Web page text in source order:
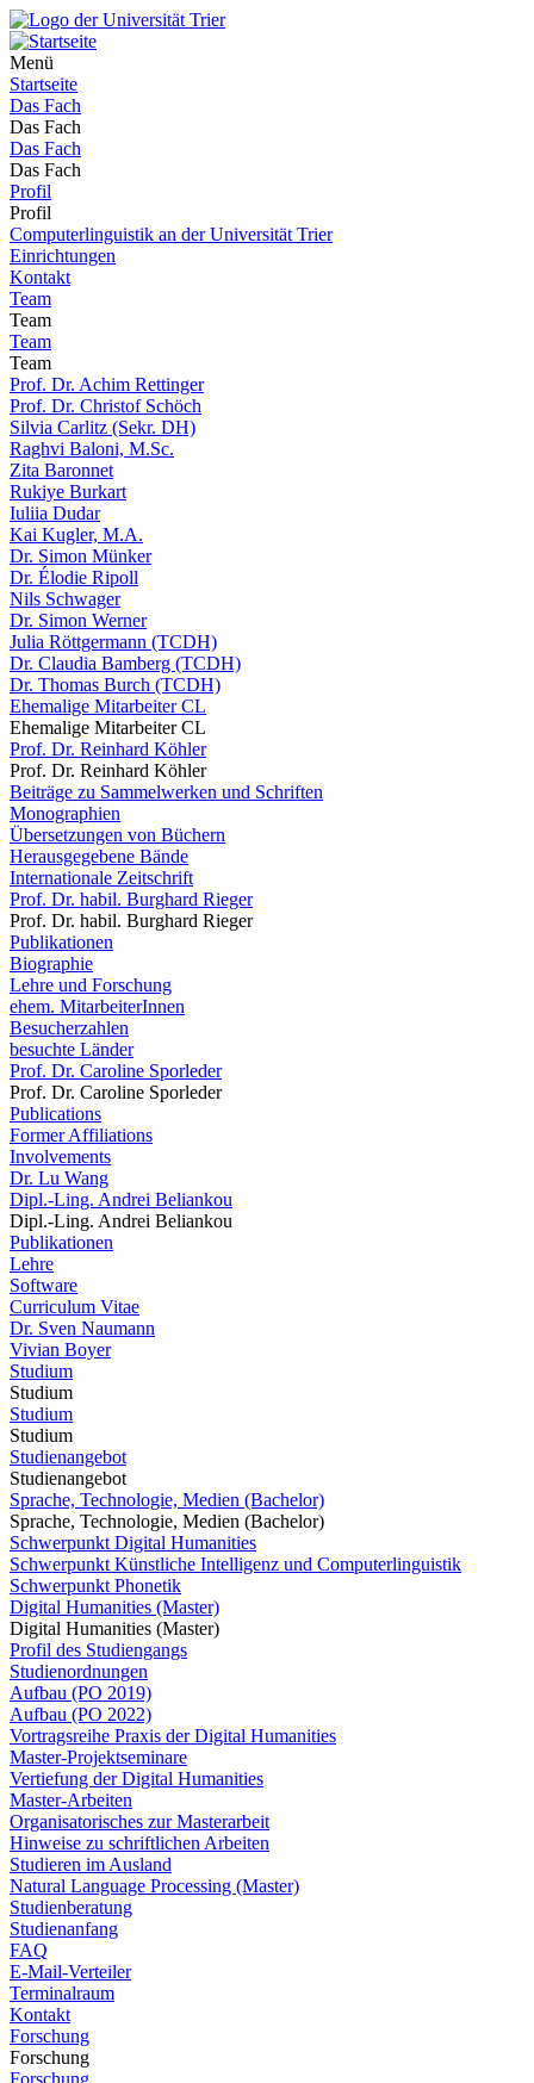
Menü
Startseite
Das Fach
Das Fach
Das Fach
Das Fach
Profil
Profil
Computerlinguistik an der Universität Trier
Einrichtungen
Kontakt
Team
Team
Team
Team
Prof. Dr. Achim Rettinger
Prof. Dr. Christof Schöch
Silvia Carlitz (Sekr. DH)
Raghvi Baloni, M.Sc.
Zita Baronnet
Rukiye Burkart
Iuliia Dudar
Kai Kugler, M.A.
Dr. Simon Münker
Dr. Élodie Ripoll
Nils Schwager
Dr. Simon Werner
Julia Röttgermann (TCDH)
Dr. Claudia Bamberg (TCDH)
Dr. Thomas Burch (TCDH)
Ehemalige Mitarbeiter CL
Ehemalige Mitarbeiter CL
Prof. Dr. Reinhard Köhler
Prof. Dr. Reinhard Köhler
Beiträge zu Sammelwerken und Schriften
Monographien
Übersetzungen von Büchern
Herausgegebene Bände
Internationale Zeitschrift
Prof. Dr. habil. Burghard Rieger
Prof. Dr. habil. Burghard Rieger
Publikationen
Biographie
Lehre und Forschung
ehem. MitarbeiterInnen
Besucherzahlen
besuchte Länder
Prof. Dr. Caroline Sporleder
Prof. Dr. Caroline Sporleder
Publications
Former Affiliations
Involvements
Dr. Lu Wang
Dipl.-Ling. Andrei Beliankou
Dipl.-Ling. Andrei Beliankou
Publikationen
Lehre
Software
Curriculum Vitae
Dr. Sven Naumann
Vivian Boyer
Studium
Studium
Studium
Studium
Studienangebot
Studienangebot
Sprache, Technologie, Medien (Bachelor)
Sprache, Technologie, Medien (Bachelor)
Schwerpunkt Digital Humanities
Schwerpunkt Künstliche Intelligenz und Computerlinguistik
Schwerpunkt Phonetik
Digital Humanities (Master)
Digital Humanities (Master)
Profil des Studiengangs
Studienordnungen
Aufbau (PO 2019)
Aufbau (PO 2022)
Vortragsreihe Praxis der Digital Humanities
Master-Projektseminare
Vertiefung der Digital Humanities
Master-Arbeiten
Organisatorisches zur Masterarbeit
Hinweise zu schriftlichen Arbeiten
Studieren im Ausland
Natural Language Processing (Master)
Studienberatung
Studienanfang
FAQ
E-Mail-Verteiler
Terminalraum
Kontakt
Forschung
Forschung
Forschung